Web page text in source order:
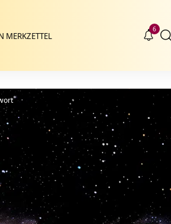
MERKZETTEL
6